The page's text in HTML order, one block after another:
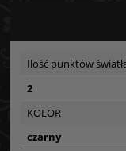
Ilość punktów
2
KOLOR
czarny